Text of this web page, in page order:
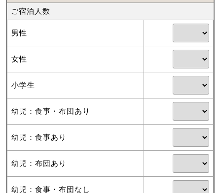
ご宿泊人数
男性
女性
小学生
幼児：食事・布団あり
幼児：食事あり
幼児：布団あり
幼児：食事・布団なし